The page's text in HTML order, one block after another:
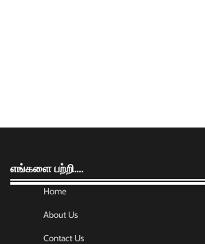
எங்களை பற்றி….
Home
About Us
Contact Us